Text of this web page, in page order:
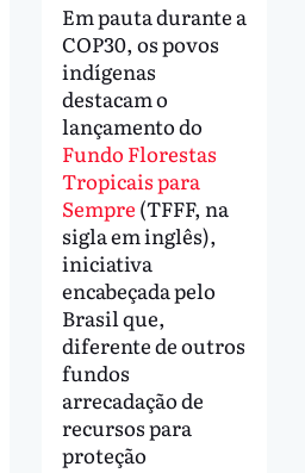
Em pauta durante a
COP30, os povos
indígenas
destacam o
lançamento do
Fundo Florestas
Tropicais para
Sempre (TFFF, na
sigla em inglês),
iniciativa
encabeçada pelo
Brasil que,
diferente de outros
fundos
arrecadação de
recursos para
proteção